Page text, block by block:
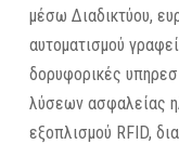
μέσω Διαδικτύου,
αυτοματισμού
δορυφορικές
λύσεων ασφαλείας
εξοπλισμού RFID,